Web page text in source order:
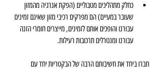
כחלק מתהליכים מטבוליים (הפקת אנרגיה מהמזון
שעובר במעיים) הם מפרקים רכיבי מזון שאינם זמינים
עבורנו והופכים אותם לזמינים, מייצרים חומרי הזנה
עבורנו ומנטרלים תרכובות רעילות.
חברו ביחד את חשיבותם הרבה של הבקטריות יחד עם